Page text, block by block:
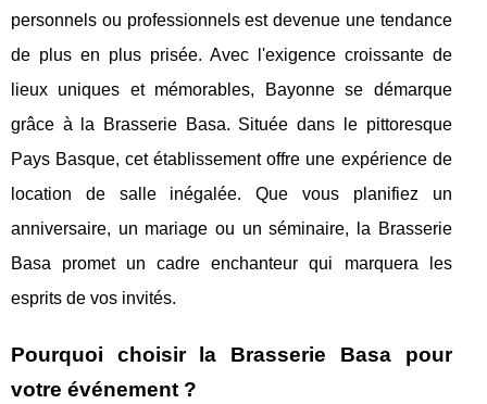
personnels ou professionnels est devenue une tendance
de plus en plus prisée. Avec l'exigence croissante de
lieux uniques et mémorables, Bayonne se démarque
grâce à la Brasserie Basa. Située dans le pittoresque
Pays Basque, cet établissement offre une expérience de
location de salle inégalée. Que vous planifiez un
anniversaire, un mariage ou un séminaire, la Brasserie
Basa promet un cadre enchanteur qui marquera les
esprits de vos invités.
Pourquoi choisir la Brasserie Basa pour
votre événement ?